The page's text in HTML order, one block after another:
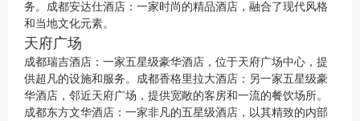
务。成都安达仕酒店：一家时尚的精品酒店，融合了现代风格
和当地文化元素。
天府广场
成都瑞吉酒店：一家五星级豪华酒店，位于天府广场中心，提
供超凡的设施和服务。成都香格里拉大酒店：另一家五星级豪
华酒店，邻近天府广场，提供宽敞的客房和一流的餐饮场所。
成都东方文华酒店：一家非凡的五星级酒店，以其精致的内部